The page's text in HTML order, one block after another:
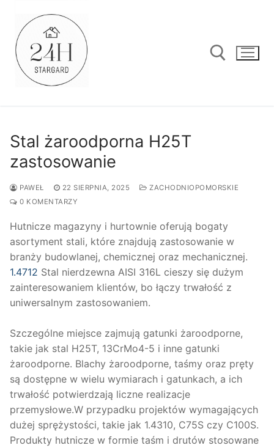
treści
Stal żaroodporna H25T
zastosowanie
PAWEŁ 22 SIERPNIA, 2025
ZACHODNIOPOMORSKIE
0 KOMENTARZY
Hutnicze magazyny i hurtownie oferują bogaty
asortyment stali, które znajdują zastosowanie w
branży budowlanej, chemicznej oraz mechanicznej.
1.4712 Stal nierdzewna AISI 316L cieszy się dużym
zainteresowaniem klientów, bo łączy trwałość z
uniwersalnym zastosowaniem.
Szczególne miejsce zajmują gatunki żaroodporne,
takie jak stal H25T, 13CrMo4-5 i inne gatunki
żaroodporne. Blachy żaroodporne, taśmy oraz pręty
są dostępne w wielu wymiarach i gatunkach, a ich
trwałość potwierdzają liczne realizacje
przemysłowe.W przypadku projektów wymagających
dużej sprężystości, takie jak 1.4310, C75S czy C100S.
Produkty hutnicze w formie taśm i drutów stosowane